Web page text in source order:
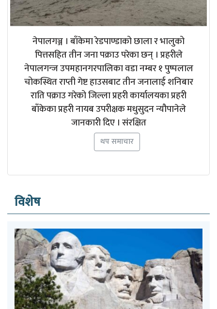
नेपालगञ्ज । बाँकेमा रेडपाण्डाको छाला र भालुको
पित्तसहित तीन जना पक्राउ परेका छन् । प्रहरीले
नेपालगन्ज उपमहानगरपालिका वडा नम्बर १ पुष्पलाल
चोकस्थित राप्ती गेष्ट हाउसबाट तीन जनालाई शनिबार
राति पक्राउ गरेको जिल्ला प्रहरी कार्यालयका प्रहरी
बाँकेका प्रहरी नायब उपरीक्षक मधुसुदन न्यौपानेले
जानकारी दिए । संरक्षित
थप समाचार
विशेष